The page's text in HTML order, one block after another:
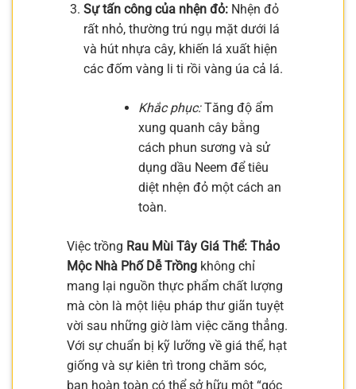
Sự tấn công của nhện đỏ:Nhện đỏ
rất nhỏ, thường trú ngụ mặt dưới lá
và hút nhựa cây, khiến lá xuất hiện
các đốm vàng li ti rồi vàng úa cả lá.
Khắc phục:Tăng độ ẩm
xung quanh cây bằng
cách phun sương và sử
dụng dầu Neem để tiêu
diệt nhện đỏ một cách an
toàn.
Việc trồng Rau Mùi Tây Giá Thể: Thảo
Mộc Nhà Phố Dễ Trồng không chỉ
mang lại nguồn thực phẩm chất lượng
mà còn là một liệu pháp thư giãn tuyệt
vời sau những giờ làm việc căng thẳng.
Với sự chuẩn bị kỹ lưỡng về giá thể, hạt
giống và sự kiên trì trong chăm sóc,
bạn hoàn toàn có thể sở hữu một “góc